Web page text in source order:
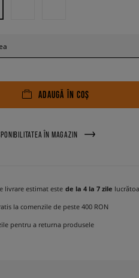
ADAUGĂ ÎN COȘ
ÎN MAGAZIN
livrare estimat este de la 4 la 7 zile
la comenzile de peste 400 RON
pentru a returna produsele